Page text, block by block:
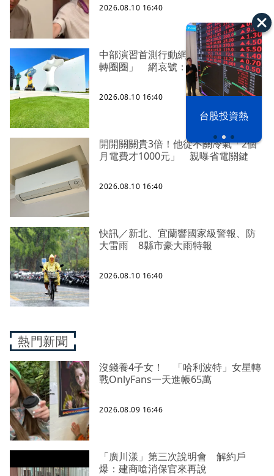
台股投資熱
2026.08.10 16:40
中部演習首測行動網路降速「畫面剩
轉圈圈」 網哀號：根本斷網
2026.08.10 16:40
開開關關貴3倍！他從不關冷氣「2個
月電費才1000元」 親曝省電關鍵
2026.08.10 16:40
快訊／新北、宜蘭響國家級警報、防
大雷雨 8縣市豪大雨特報
2026.08.10 16:40
熱門新聞
沒錢養4子女！ 「哈利波特」女星轉
戰OnlyFans一天進帳65萬
2026.08.09 16:46
「廣川漾」第三次說明會 解約戶
爆：建商嗆消保官來再說